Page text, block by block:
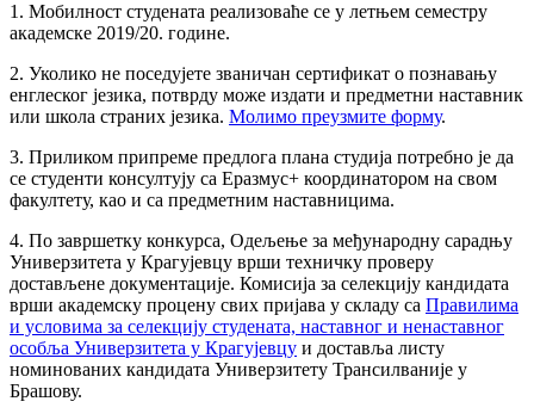
1. Мобилност студената реализоваће се у летњем семестру
академске 2019/20. године.
2. Уколико не поседујете званичан сертификат о познавању
енглеског језика, потврду може издати и предметни наставник
или школа страних језика. Молимо преузмите форму.
3. Приликом припреме предлога плана студија потребно је да
се студенти консултују са Еразмус+ координатором на свом
факултету, као и са предметним наставницима.
4. По завршетку конкурса, Одељење за међународну сарадњу
Универзитета у Крагујевцу врши техничку проверу
достављене документације. Комисија за селекцију кандидата
врши академску процену свих пријава у складу са Правилима
и условима за селекцију студената, наставног и ненаставног
особља Универзитета у Крагујевцу и доставља листу
номинованих кандидата Универзитету Трансилваније у
Брашову.